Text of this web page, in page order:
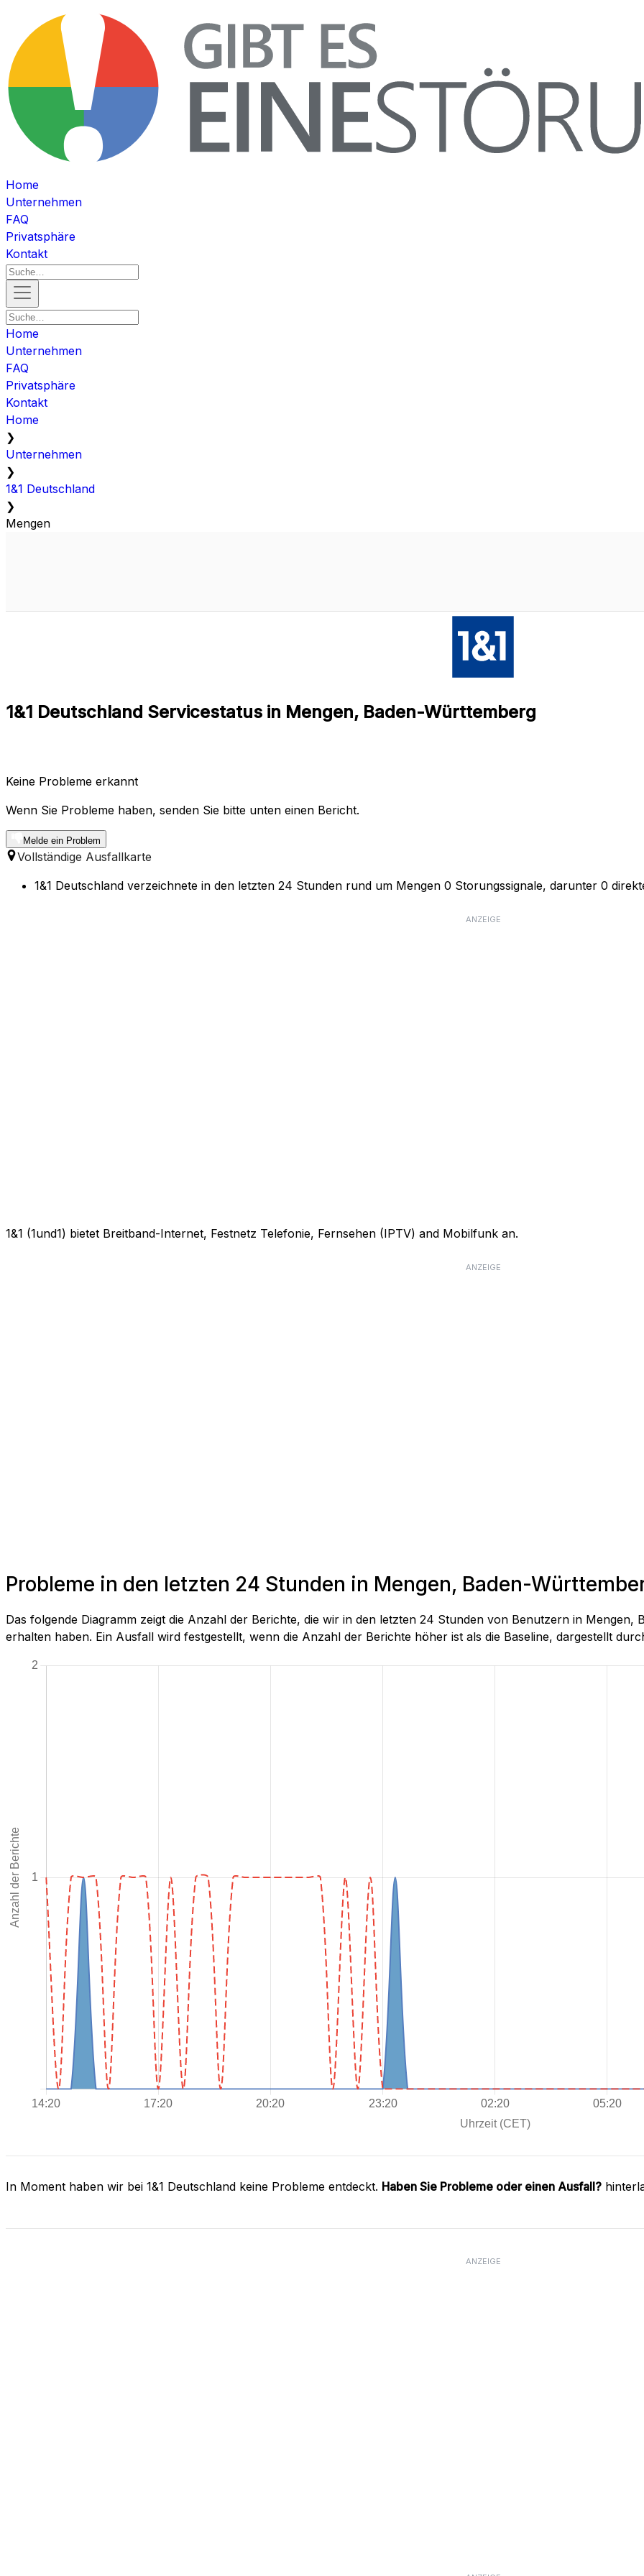
Home
Unternehmen
FAQ
Privatsphäre
Kontakt
Home
Unternehmen
FAQ
Privatsphäre
Kontakt
Home
❯
Unternehmen
❯
1&1 Deutschland
❯
Mengen
1&1 Deutschland Servicestatus in Mengen, Baden-Württemberg
Keine Probleme erkannt
Wenn Sie Probleme haben, senden Sie bitte unten einen Bericht.
Melde ein Problem
Vollständige Ausfallkarte
1&1 Deutschland verzeichnete in den letzten 24 Stunden rund um Mengen 0 Storungssignale, darunter 0
ANZEIGE
1&1 (1und1) bietet Breitband-Internet, Festnetz Telefonie, Fernsehen (IPTV) and Mobilfunk an.
ANZEIGE
Probleme in den letzten 24 Stunden in Mengen, Baden-
Das folgende Diagramm zeigt die Anzahl der Berichte, die wir in den letzten 24 Stunden von Benutzern in Mengen,
erhalten haben. Ein Ausfall wird festgestellt, wenn die Anzahl der Berichte höher ist als die Baseline, dargestellt
In Moment haben wir bei 1&1 Deutschland keine Probleme entdeckt. Haben Sie Probleme oder einen Ausfall?
ANZEIGE